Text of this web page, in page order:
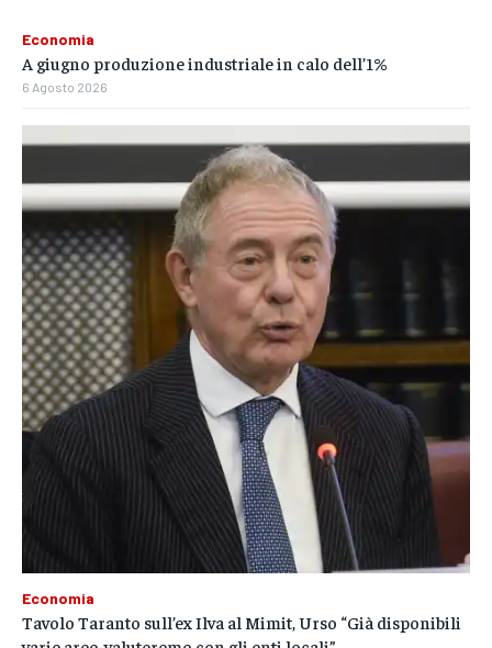
Economia
A giugno produzione industriale in calo dell’1%
6 Agosto 2026
Economia
Tavolo Taranto sull’ex Ilva al Mimit, Urso “Già disponibili